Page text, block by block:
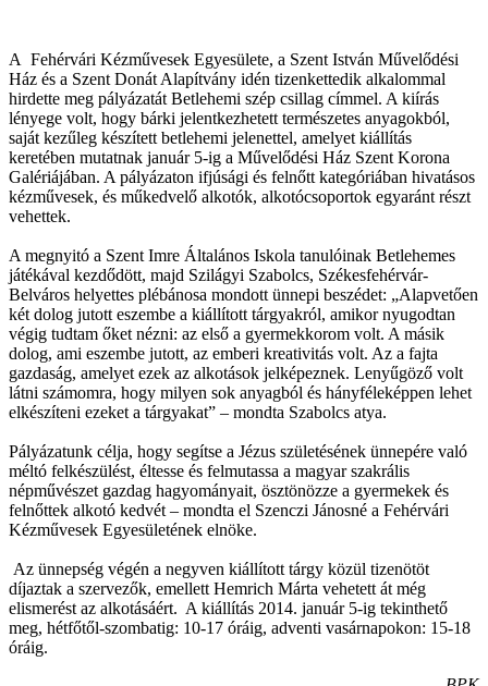
A Fehérvári Kézművesek Egyesülete, a Szent István Művelődési
Ház és a Szent Donát Alapítvány idén tizenkettedik alkalommal
hirdette meg pályázatát Betlehemi szép csillag címmel. A kiírás
lényege volt, hogy bárki jelentkezhetett természetes anyagokból,
saját kezűleg készített betlehemi jelenettel, amelyet kiállítás
keretében mutatnak január 5-ig a Művelődési Ház Szent Korona
Galériájában. A pályázaton ifjúsági és felnőtt kategóriában hivatásos
kézművesek, és műkedvelő alkotók, alkotócsoportok egyaránt részt
vehettek.
A megnyitó a Szent Imre Általános Iskola tanulóinak Betlehemes
játékával kezdődött, majd Szilágyi Szabolcs, Székesfehérvár-
Belváros helyettes plébánosa mondott ünnepi beszédet: „Alapvetően
két dolog jutott eszembe a kiállított tárgyakról, amikor nyugodtan
végig tudtam őket nézni: az első a gyermekkorom volt. A másik
dolog, ami eszembe jutott, az emberi kreativitás volt. Az a fajta
gazdaság, amelyet ezek az alkotások jelképeznek. Lenyűgöző volt
látni számomra, hogy milyen sok anyagból és hányféleképpen lehet
elkészíteni ezeket a tárgyakat” – mondta Szabolcs atya.
Pályázatunk célja, hogy segítse a Jézus születésének ünnepére való
méltó felkészülést, éltesse és felmutassa a magyar szakrális
népművészet gazdag hagyományait, ösztönözze a gyermekek és
felnőttek alkotó kedvét – mondta el Szenczi Jánosné a Fehérvári
Kézművesek Egyesületének elnöke.
Az ünnepség végén a negyven kiállított tárgy közül tizenötöt
díjaztak a szervezők, emellett Hemrich Márta vehetett át még
elismerést az alkotásáért. A kiállítás 2014. január 5-ig tekinthető
meg, hétfőtől-szombatig: 10-17 óráig, adventi vasárnapokon: 15-18
óráig.